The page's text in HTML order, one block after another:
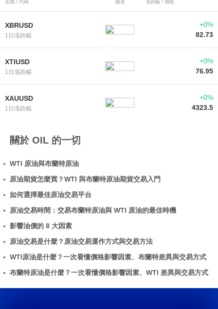
名稱 / 代碼 圖表 漲跌幅 / 價格
XBRUSD
1日漲跌幅
+0%
82.73
XTIUSD
1日漲跌幅
+0%
76.95
XAUUSD
1日漲跌幅
+0%
4323.5
關於 OIL 的一切
WTI 原油與布蘭特原油
原油期貨怎麼買？WTI 與布蘭特原油期貨交易入門
如何選擇最佳原油交易平台
原油交易時間：交易布蘭特原油與 WTI 原油的最佳時機
影響油價的 8 大因素
原油交易是什麼？原油交易運作方式與交易方法
WTI原油是什麼？一次看懂價格影響因素、布蘭特差異與交易方式
布蘭特原油是什麼？一次看懂價格影響因素、WTI 差異與交易方式